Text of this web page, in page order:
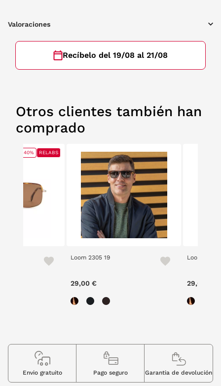
Valoraciones
Recíbelo del 19/08 al 21/08
Otros clientes también han
comprado
40% RELABS
Loom 2305 19
29,00 €
Loom 2305
29,00 €
Envio gratuito Pago seguro Garantia de devolución